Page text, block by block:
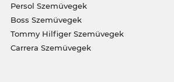
Persol Szemüvegek
Boss Szemüvegek
Tommy Hilfiger Szemüvegek
Carrera Szemüvegek